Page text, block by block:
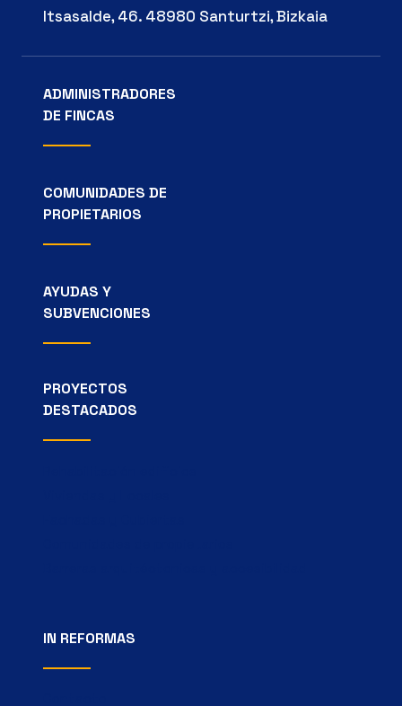
Itsasalde, 46. 48980 Santurtzi, Bizkaia
ADMINISTRADORES
DE FINCAS
COMUNIDADES DE
PROPIETARIOS
AYUDAS Y
SUBVENCIONES
PROYECTOS
DESTACADOS
IN REFORMAS